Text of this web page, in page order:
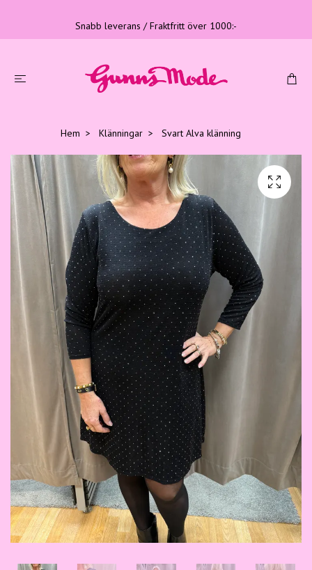
Snabb leverans / Fraktfritt över 1000:-
Hem Klänningar Svart Alva klänning